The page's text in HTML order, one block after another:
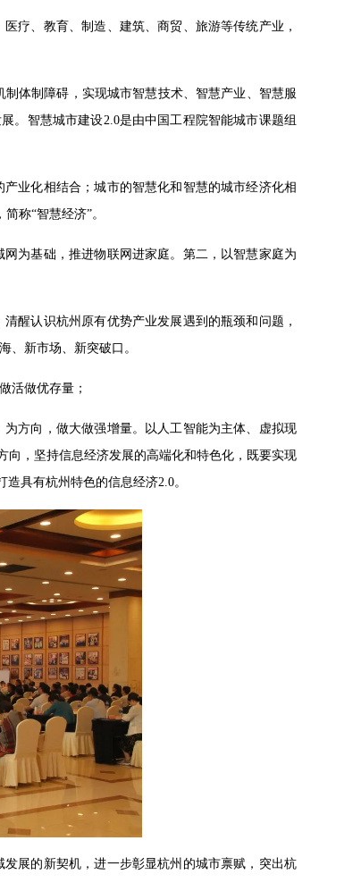
疗、教育、制造、建筑、商贸、旅游等传统产业，
体制障碍，实现城市智慧技术、智慧产业、智慧服
。智慧城市建设2.0是由中国工程院智能城市课题组
业化相结合；城市的智慧化和智慧的城市经济化相
称“智慧经济”。
为基础，推进物联网进家庭。第二，以智慧家庭为
醒认识杭州原有优势产业发展遇到的瓶颈和问题，
、新市场、新突破口。
活做优存量；
方向，做大做强增量。以人工智能为主体、虚拟现
，坚持信息经济发展的高端化和特色化，既要实现
具有杭州特色的信息经济2.0。
展的新契机，进一步彰显杭州的城市禀赋，突出杭